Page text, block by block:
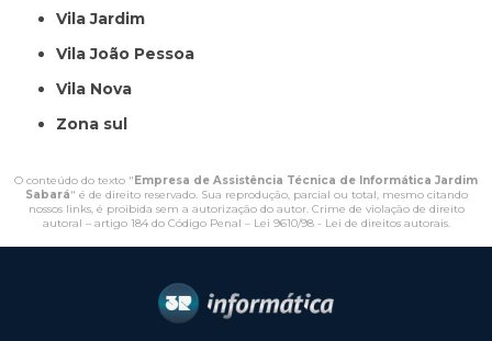
Vila Jardim
Vila João Pessoa
Vila Nova
Zona sul
O conteúdo do texto "Empresa de Assistência Técnica de Informática Jardim
Sabará" é de direito reservado. Sua reprodução, parcial ou total, mesmo citando
nossos links, é proibida sem a autorização do autor. Crime de violação de direito
autoral – artigo 184 do Código Penal – Lei 9610/98 - Lei de direitos autorais.